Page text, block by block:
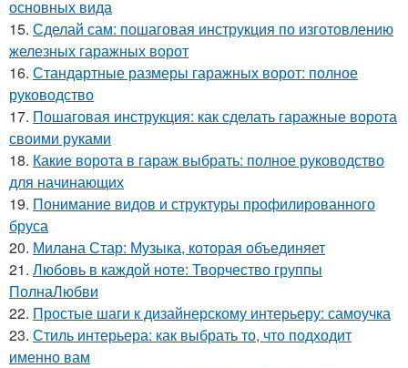
основных вида
15. Сделай сам: пошаговая инструкция по изготовлению
железных гаражных ворот
16. Стандартные размеры гаражных ворот: полное
руководство
17. Пошаговая инструкция: как сделать гаражные ворота
своими руками
18. Какие ворота в гараж выбрать: полное руководство
для начинающих
19. Понимание видов и структуры профилированного
бруса
20. Милана Стар: Музыка, которая объединяет
21. Любовь в каждой ноте: Творчество группы
ПолнаЛюбви
22. Простые шаги к дизайнерскому интерьеру: самоучка
23. Стиль интерьера: как выбрать то, что подходит
именно вам